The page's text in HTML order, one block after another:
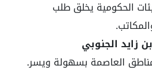
الحكومية يخلق طلب
زايد الجنوبي
العاصمة بسهولة ويسر.